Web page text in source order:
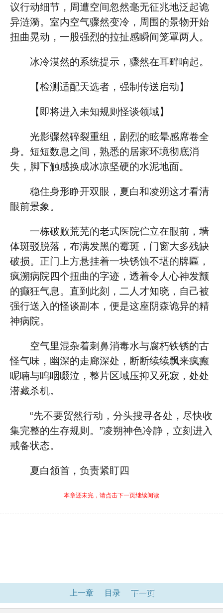
议行动细节，周遭空间忽然毫无征兆地泛起诡
异涟漪。室内空气骤然变冷，周围的景物开始
扭曲晃动，一股强烈的拉扯感瞬间笼罩两人。
冰冷漠然的系统提示，骤然在耳畔响起。
【检测适配天选者，强制传送启动】
【即将进入未知规则怪谈领域】
光影骤然碎裂重组，剧烈的眩晕感席卷全
身。短短数息之间，熟悉的居家环境彻底消
失，脚下触感换成冰凉坚硬的水泥地面。
稳住身形睁开双眼，夏白和凌朔这才看清
眼前景象。
一栋破败荒芜的老式医院伫立在眼前，墙
体斑驳脱落，布满发黑的霉斑，门窗大多残缺
破损。正门上方悬挂着一块锈蚀不堪的牌匾，
疯溯病院四个扭曲的字迹，透着令人心神发颤
的癫狂气息。直到此刻，二人才知晓，自己被
强行送入的怪谈副本，便是这座阴森诡异的精
神病院。
空气里混杂着刺鼻消毒水与腐朽铁锈的古
怪气味，幽深的走廊深处，断断续续飘来疯癫
呢喃与呜咽啜泣，整片区域压抑又死寂，处处
潜藏杀机。
“先不要贸然行动，分头搜寻各处，尽快收
集完整的生存规则。”凌朔神色冷静，立刻进入
戒备状态。
夏白颔首，负责紧盯四
本章还未完，请点击下一页继续阅读
上一章 目录 下一页